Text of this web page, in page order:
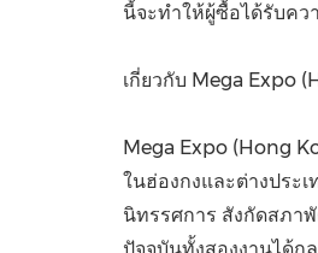
นี้จะทำให้ผู้ซื้อได้รับคว
เกี่ยวกับ Mega Expo (
Mega Expo (Hong
ในฮ่องกงและต่างประ
นิทรรศการ สังกัดสภา